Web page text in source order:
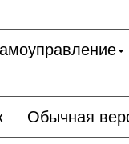
Обычная